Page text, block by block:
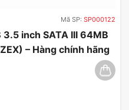
Mã SP: SP000122
inch SATA III 64MB
– Hàng chính hãng